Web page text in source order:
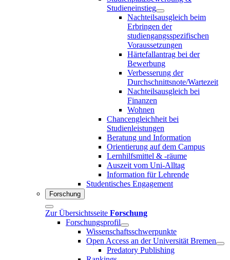
Studieneinstieg
Nachteilsausgleich beim
Erbringen der
studiengangsspezifischen
Voraussetzungen
Härtefallantrag bei der
Bewerbung
Verbesserung der
Durchschnittsnote/Wartezeit
Nachteilsausgleich bei
Finanzen
Wohnen
Chancengleichheit bei
Studienleistungen
Beratung und Information
Orientierung auf dem Campus
Lernhilfsmittel & -räume
Auszeit vom Uni-Alltag
Information für Lehrende
Studentisches Engagement
Forschung
Zur Übersichtsseite Forschung
Forschungsprofil
Wissenschaftsschwerpunkte
Open Access an der Universität Bremen
Predatory Publishing